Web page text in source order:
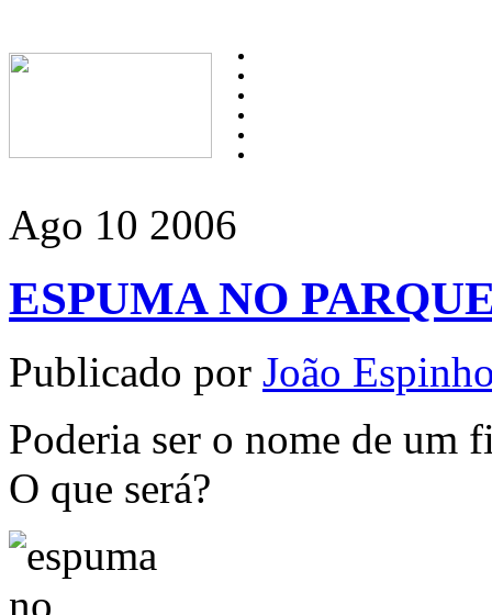
Ago 10 2006
ESPUMA NO
Publicado por João
Poderia ser o nome de um
O que será?